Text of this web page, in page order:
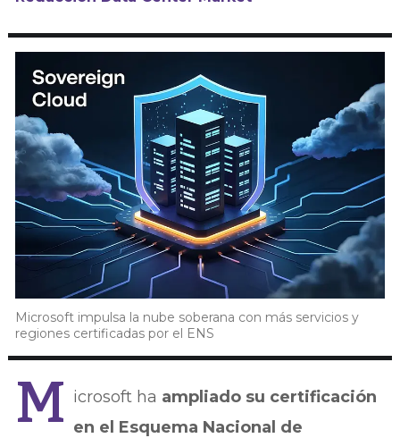
Microsoft impulsa la nube soberana con más servicios y
regiones certificadas por el ENS
M icrosoft ha ampliado su certificación
en el Esquema Nacional de